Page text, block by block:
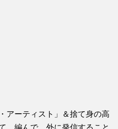
アーティスト」＆捨て身の高
、編んで、外に発信すること